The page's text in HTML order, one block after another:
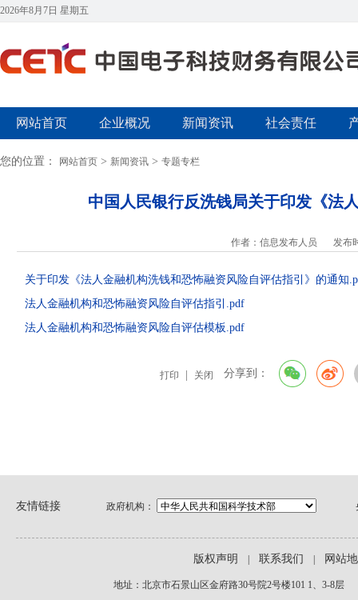
2026年8月7日 星期五
网站首页 企业概况 新闻资讯 社会责任
您的位置： 网站首页 > 新闻资讯 > 专题专栏
中国人民银行反洗钱局关于印发《法
作者：信息发布人员 发布
关于印发《法人金融机构洗钱和恐怖融资风险自评估指引》的通知
法人金融机构和恐怖融资风险自评估指引.pdf
法人金融机构和恐怖融资风险自评估模板 .pdf
打印 关闭 分享到：
友情链接 政府机构：
版权声明 联系我们 网站
地址：北京市石景山区金府路30号院2号楼101 1、3-8